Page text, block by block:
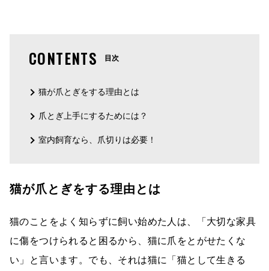
CONTENTS 目次
猫が爪とぎをする理由とは
爪とぎ上手にするためには？
室内飼育なら、爪切りは必要！
猫が爪とぎをする理由とは
猫のことをよく知らずに飼い始めた人は、「大切な家具
に傷をつけられると困るから、猫に爪をとがせたくな
い」と言います。でも、それは猫に「猫として生きる